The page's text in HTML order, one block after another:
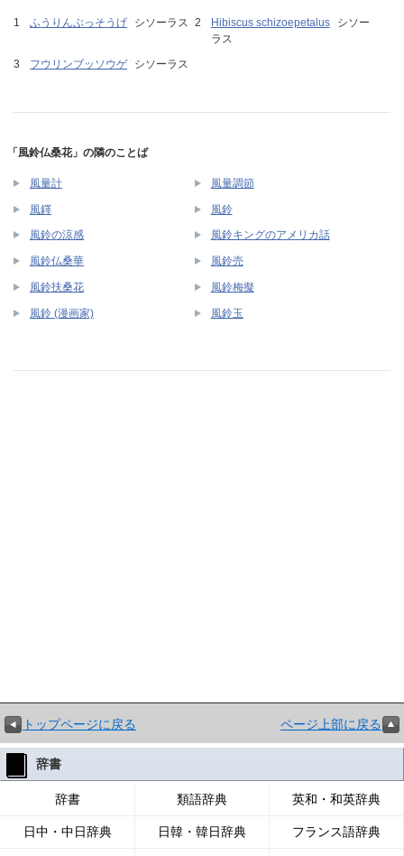
ふうりんぶっそうげ シソーラス Hibiscus schizoepetalus
シソー
ラス
フウリンブッソウゲ
シソーラス
「風鈴仏桑花」の隣のことば
風量計 風量調節
風鐸 風鈴
風鈴の涼感 風鈴キングのアメリカ話
風鈴仏桑華 風鈴売
風鈴扶桑花 風鈴梅擬
風鈴 (漫画家) 風鈴玉
トップページに戻る ページ上部に戻る
辞書
辞書 類語辞典 英和・和英辞典
日中・中日辞典 日韓・韓日辞典 フランス語辞典